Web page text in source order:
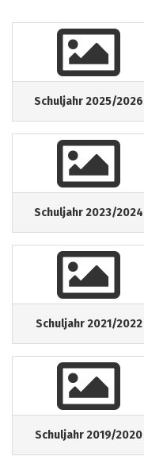
Schuljahr 2025/2026
Schuljahr 2023/2024
Schuljahr 2021/2022
Schuljahr 2019/2020